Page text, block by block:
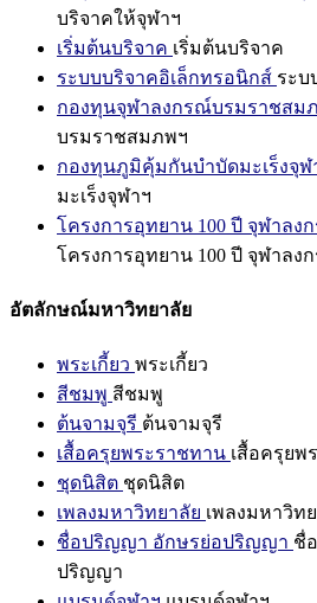
บริจาคให้จุฬาฯ
เริ่มต้นบริจาค เริ่มต้นบริจาค
ระบบบริจาคอิเล็กทรอนิกส์ ระบ
กองทุนจุฬาลงกรณ์บรมราชสม
บรมราชสมภพฯ
กองทุนภูมิคุ้มกันบำบัดมะเร็งจุฬ
มะเร็งจุฬาฯ
โครงการอุทยาน 100 ปี จุฬาลง
โครงการอุทยาน 100 ปี จุฬาลง
อัตลักษณ์มหาวิทยาลัย
พระเกี้ยว พระเกี้ยว
สีชมพู สีชมพู
ต้นจามจุรี ต้นจามจุรี
เสื้อครุยพระราชทาน เสื้อครุยพ
ชุดนิสิต ชุดนิสิต
เพลงมหาวิทยาลัย เพลงมหาวิท
ชื่อปริญญา อักษรย่อปริญญา ชื่
ปริญญา